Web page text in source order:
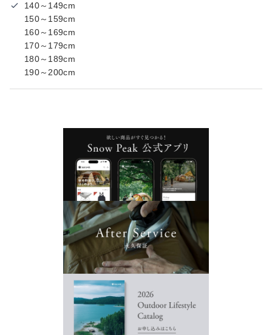
140～149cm
150～159cm
160～169cm
170～179cm
180～189cm
190～200cm